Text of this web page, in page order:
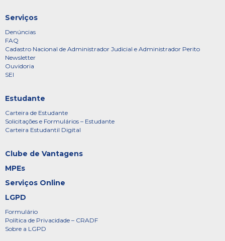
Serviços
Denúncias
FAQ
Cadastro Nacional de Administrador Judicial e Administrador Perito
Newsletter
Ouvidoria
SEI
Estudante
Carteira de Estudante
Solicitações e Formulários – Estudante
Carteira Estudantil Digital
Clube de Vantagens
MPEs
Serviços Online
LGPD
Formulário
Política de Privacidade – CRADF
Sobre a LGPD